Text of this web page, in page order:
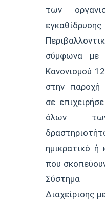
των
σύμφωνα με
Κανονισμού
στην παροχή
σε
όλων των
ημικρατικό ή
που
Σύστημα
Διαχείρισης